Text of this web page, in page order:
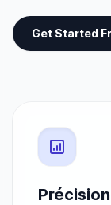
Get Started